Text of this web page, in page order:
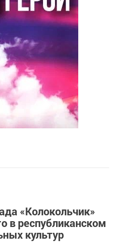
«Колокольчик»
в республиканском
культур